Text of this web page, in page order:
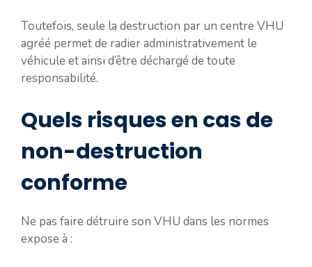
Toutefois, seule la destruction par un centre VHU
agréé permet de radier administrativement le
véhicule et ainsi d’être déchargé de toute
responsabilité.
Quels risques en cas de
non-destruction
conforme
Ne pas faire détruire son VHU dans les normes
expose à :